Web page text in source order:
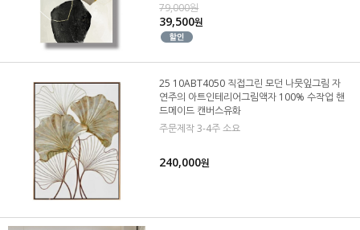
79,000원
39,500원
25 10ABT4050 직접그린 모던 나뭇잎그림 자
연주의 아트인테리어그림액자 100% 수작업 핸
드메이드 캔버스유화
주문제작 3-4주 소요
240,000원